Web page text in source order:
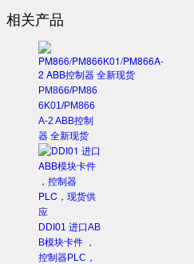
相关产品
PM866/PM86
6K01/PM866
A-2 ABB控制
器 全新现货
DDI01 进口AB
B模块卡件 ，
控制器PLC，